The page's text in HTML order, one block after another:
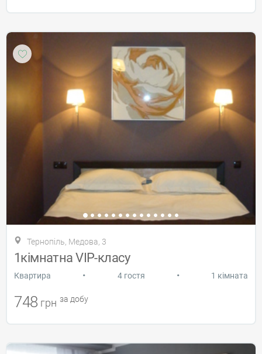
Тернопіль, Медова, 3
1кімнатна VIP-класу
Квартира • 4 гостя • 1 кімната
748 грн за добу